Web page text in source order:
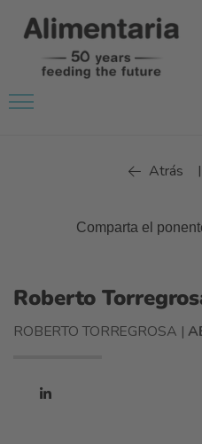
Atrás |
Comparta el
Roberto
ROBERTO TORREGROSA |